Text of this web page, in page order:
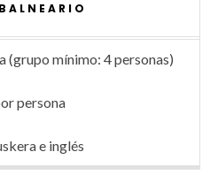
(grupo mínimo: 4 personas)
persona
e inglés